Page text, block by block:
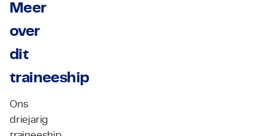
Meer
over
dit
traineeship
Ons
driejarig